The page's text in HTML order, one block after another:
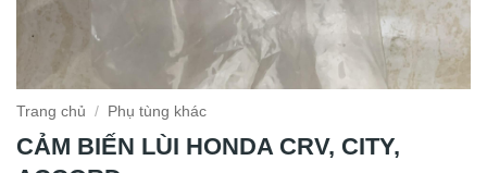
Trang chủ / Phụ tùng khác
CẢM BIẾN LÙI HONDA CRV, CITY,